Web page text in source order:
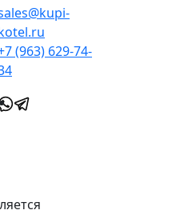
(963) 629-74-